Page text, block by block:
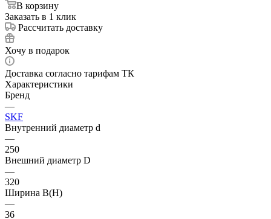
В корзину
Заказать в 1 клик
Рассчитать доставку
Хочу в подарок
Доставка согласно тарифам ТК
Характеристики
Бренд
—
SKF
Внутренний диаметр d
—
250
Внешний диаметр D
—
320
Ширина B(H)
—
36